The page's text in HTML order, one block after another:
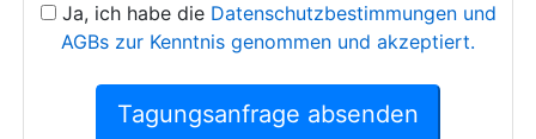
Ja, ich habe die Datenschutzbestimmungen und
AGBs zur Kenntnis genommen und akzeptiert.
Tagungsanfrage absenden